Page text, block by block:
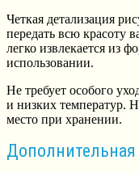
Четкая детализация
передать всю красоту
легко извлекается из
использовании.
Не требует особого
и низких температур.
место при хранении.